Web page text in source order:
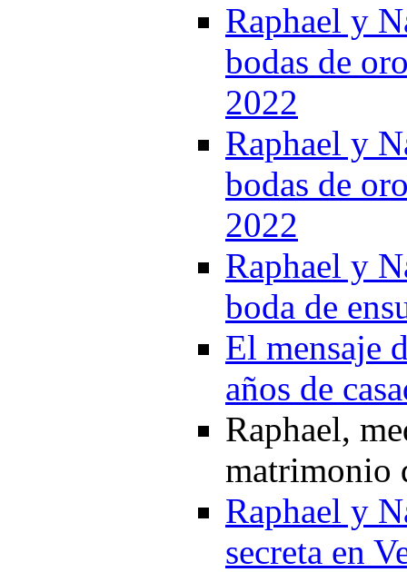
Raphael y
bodas de
2022
Raphael y
bodas de
2022
Raphael y
boda de
El mensaje
años de
Raphael,
matrimonio
Raphael y
secreta en